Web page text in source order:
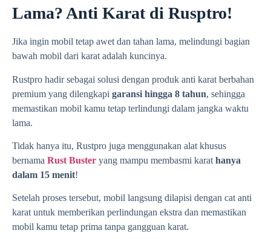
Lama? Anti Karat di Rusptro!
Jika ingin mobil tetap awet dan tahan lama, melindungi bagian
bawah mobil dari karat adalah kuncinya.
Rustpro hadir sebagai solusi dengan produk anti karat berbahan
premium yang dilengkapi garansi hingga 8 tahun, sehingga
memastikan mobil kamu tetap terlindungi dalam jangka waktu
lama.
Tidak hanya itu, Rustpro juga menggunakan alat khusus
bernama Rust Buster yang mampu membasmi karat hanya
dalam 15 menit!
Setelah proses tersebut, mobil langsung dilapisi dengan cat anti
karat untuk memberikan perlindungan ekstra dan memastikan
mobil kamu tetap prima tanpa gangguan karat.